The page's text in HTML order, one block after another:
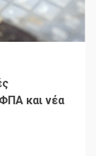
και νέα